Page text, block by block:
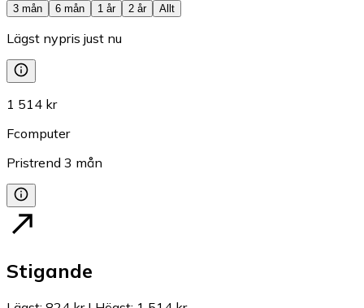
3 mån
6 mån 1 år 2 år Allt
Lägst nypris just nu
1 514 kr
Fcomputer
Pristrend 3 mån
Stigande